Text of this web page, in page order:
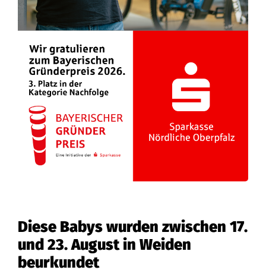
Diese Babys wurden zwischen 17.
und 23. August in Weiden
beurkundet